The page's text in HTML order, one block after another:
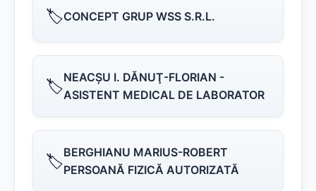
🏷️CONCEPT GRUP WSS S.R.L.
🏷️NEACŞU I. DĂNUŢ-FLORIAN -
ASISTENT MEDICAL DE LABORATOR
🏷️BERGHIANU MARIUS-ROBERT
PERSOANĂ FIZICĂ AUTORIZATĂ